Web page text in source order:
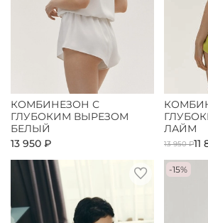
КОМБИНЕЗОН С
ГЛУБОКИМ ВЫРЕЗОМ
БЕЛЫЙ
13 950 ₽
ЛАЙМ
13 950 ₽11
-15%